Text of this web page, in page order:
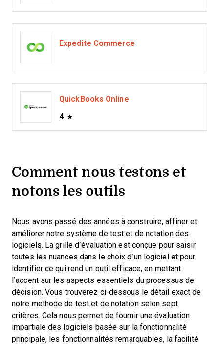
Expedite Commerce
QuickBooks Online
4
Comment nous testons et
notons les outils
Nous avons passé des années à construire, affiner et
améliorer notre système de test et de notation des
logiciels. La grille d’évaluation est conçue pour saisir
toutes les nuances dans le choix d’un logiciel et pour
identifier ce qui rend un outil efficace, en mettant
l’accent sur les aspects essentiels du processus de
décision. Vous trouverez ci-dessous le détail exact de
notre méthode de test et de notation selon sept
critères. Cela nous permet de fournir une évaluation
impartiale des logiciels basée sur la fonctionnalité
principale, les fonctionnalités remarquables, la facilité